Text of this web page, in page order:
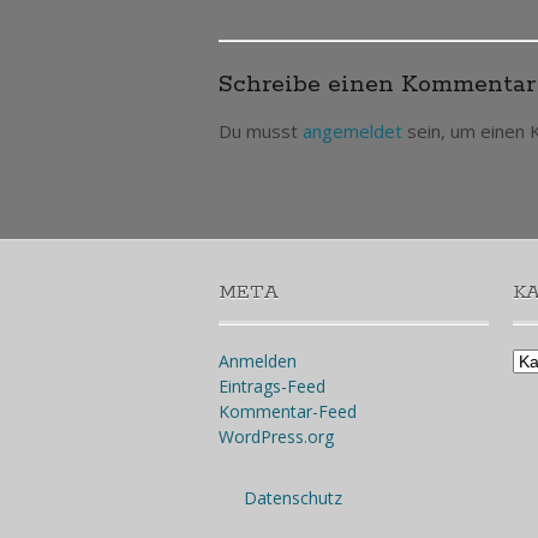
navigation
Schreibe einen Kommentar
Du musst angemeldet sein, um einen
META
Anmelden
Eintrags-Feed
Kommentar-Feed
WordPress.org
Datenschutz